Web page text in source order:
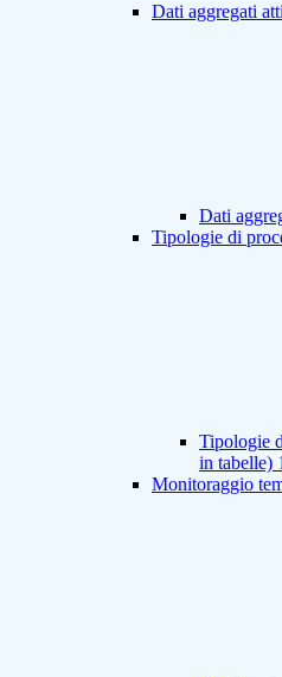
Dati aggregati
Dati
Tipologie di
Tipologie
in tabelle) 1
Monitoraggio